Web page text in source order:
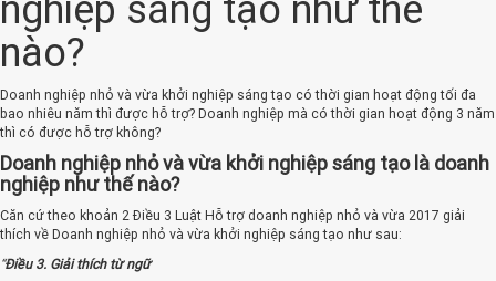
nào?
Doanh nghiệp nhỏ và vừa khởi nghiệp sáng tạo có thời gian hoạt động tối đa
bao nhiêu năm thì được hỗ trợ? Doanh nghiệp mà có thời gian hoạt động 3 năm
thì có được hỗ trợ không?
Doanh nghiệp nhỏ và vừa khởi nghiệp sáng tạo là doanh
nghiệp như thế nào?
Căn cứ theo khoản 2 Điều 3 Luật Hỗ trợ doanh nghiệp nhỏ và vừa 2017 giải
thích về Doanh nghiệp nhỏ và vừa khởi nghiệp sáng tạo như sau:
“Điều 3. Giải thích từ ngữ